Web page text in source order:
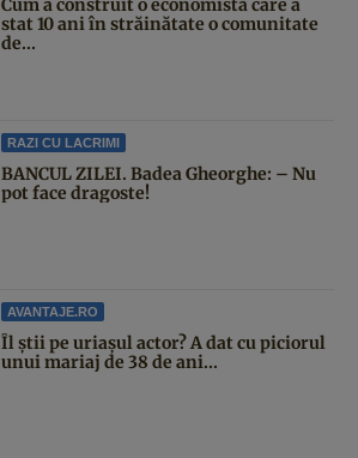
Cum a construit o economistă care a
stat 10 ani în străinătate o comunitate
de...
RAZI CU LACRIMI
BANCUL ZILEI. Badea Gheorghe: – Nu
pot face dragoste!
AVANTAJE.RO
Îl știi pe uriașul actor? A dat cu piciorul
unui mariaj de 38 de ani...